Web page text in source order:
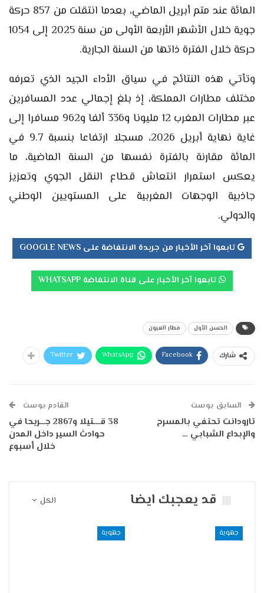
المائة عند متم أبريل الماضي، بعدما انتقلت من 857 حركة
جوية خلال الأشهر الأربعة الأولى من سنة 2025 إلى 1054
حركة خلال الفترة ذاتها من السنة الجارية.
وتأتي هذه النتائج في سياق الأداء الجيد الذي تعرفه
مختلف مطارات المملكة، إذ بلغ إجمالي عدد المسافرين
عبر مطارات المغرب 12 مليونا و336 ألفا و962 مسافرا إلى
غاية نهاية أبريل 2026، مسجلا ارتفاعا بنسبة 9.7 في
المائة مقارنة بالفترة نفسها من السنة الماضية، ما
يعكس استمرار انتعاش قطاع النقل الجوي وتعزيز
جاذبية الوجهات المغربية على المستويين الوطني
والدولي.
تابعوا آخر الأخبار من جريدة الانتفاضة على GOOGLE NEWS
تابعوا آخر الأخبار على قناة الانتفاضة WHATSAPP
الحسن الأول مطار العيون
شارك Facebook
WhatsApp
Twitter
السابق بوست
تارودانت تحتفي بالمسرح
والإبداع الشبابي …
القادم بوست
38 قــــتيلا و2867 جـــريحا في
حوادث السير داخل المدن
خلال أسبوع
الكل قد يعجبك ايضا
جهوية جهوية